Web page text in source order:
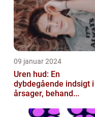
09 januar 2024
Uren hud: En
dybdegående indsigt i
årsager, behand...